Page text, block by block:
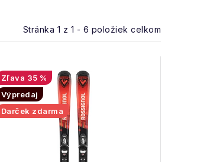
Stránka 1 z 1 - 6 položiek celkom
35 %
Výpredaj
Darček zdarma